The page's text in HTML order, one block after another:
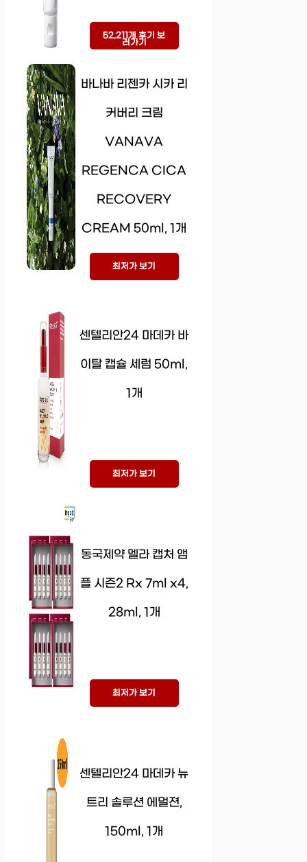
52,211개 후기 보
러가기
바나바 리젠카 시카 리
커버리 크림
VANAVA
REGENCA CICA
RECOVERY
CREAM 50ml, 1개
최저가 보기
센텔리안24 마데카 바
이탈 캡슐 세럼 50ml,
1개
최저가 보기
동국제약 멜라 캡처 앰
플 시즌2 Rx 7ml x4,
28ml, 1개
최저가 보기
센텔리안24 마데카 뉴
트리 솔루션 에멀젼,
150ml, 1개